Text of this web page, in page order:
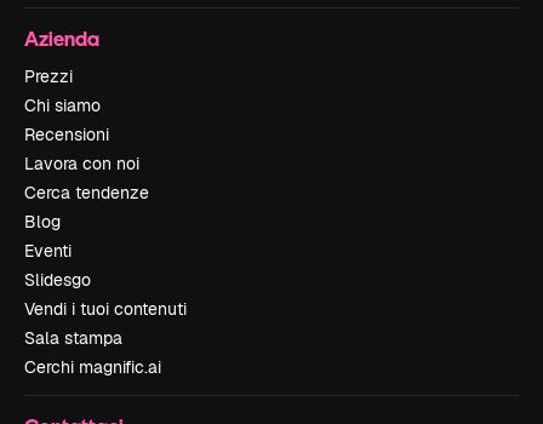
Azienda
Prezzi
Chi siamo
Recensioni
Lavora con noi
Cerca tendenze
Blog
Eventi
Slidesgo
Vendi i tuoi contenuti
Sala stampa
Cerchi magnific.ai